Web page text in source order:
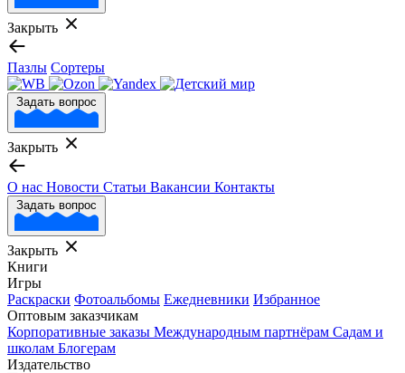
Закрыть
Пазлы Сортеры
Задать вопрос
Закрыть
О нас Новости Статьи Вакансии Контакты
Задать вопрос
Закрыть
Книги
Игры
Раскраски Фотоальбомы Ежедневники Избранное
Оптовым заказчикам
Корпоративные заказы Международным партнёрам Садам и
школам Блогерам
Издательство